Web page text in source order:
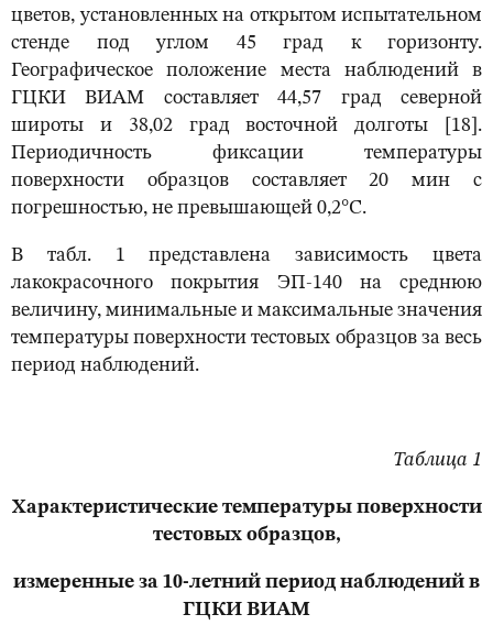
цветов, установленных на открытом испытательном
стенде под углом 45 град к горизонту.
Географическое положение места наблюдений в
ГЦКИ ВИАМ составляет 44,57 град северной
широты и 38,02 град восточной долготы [18].
Периодичность фиксации температуры
поверхности образцов составляет 20 мин с
погрешностью, не превышающей 0,2°С.
В табл. 1 представлена зависимость цвета
лакокрасочного покрытия ЭП-140 на среднюю
величину, минимальные и максимальные значения
температуры поверхности тестовых образцов за весь
период наблюдений.
Таблица 1
Характеристические температуры поверхности
тестовых образцов,
измеренные за 10-летний период наблюдений в
ГЦКИ ВИАМ